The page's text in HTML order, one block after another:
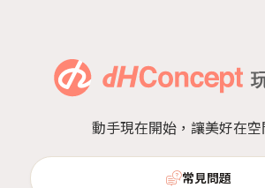
動手現在開始，讓美好在
常見問題